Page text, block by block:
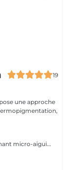
19
une approche
Détatouage par technique de retrait combinant micro-aiguilletage et solution spécifique, adaptée aux pigments difficiles à traiter au laser . La consultation est requise.